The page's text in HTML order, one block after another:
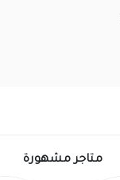
متاجر مشهورة